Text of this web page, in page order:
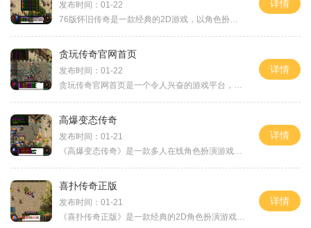
发布时间：01-22
76版怀旧传奇是一款经典的2D游戏，以角色扮演为主题，带给玩家精彩纷呈的游戏体验。在这个充满魔幻色彩的传奇世界里，玩家可以与成千上万的其他玩家在线互动，共同探索无尽的冒
详情
贪玩传奇官网首页
发布时间：01-22
贪玩传奇官网首页是一个令人兴奋的游戏平台，提供了一场精彩纷呈的冒险之旅。游戏中玩家可以选择不同的职业，参与团队合作或单人挑战，体验刺激的战斗和丰富的剧情。在贪玩传
详情
高爆变态传奇
发布时间：01-21
《高爆变态传奇》是一款多人在线角色扮演游戏。该游戏结合了高爆炸、变态等元素，带给玩家一种独特而刺激的游戏体验玩家将扮演一个勇敢而强大的战士，与其他玩家一起探索幻想
详情
喜扑传奇正版
发布时间：01-21
《喜扑传奇正版》是一款经典的2D角色扮演游戏，具有万人在线和玩家互动的特点。该游戏拥有丰富的玩法和多样化的内容，让玩家可以尽情享受冒险和挑战的乐趣。在喜扑传奇正版中，
详情